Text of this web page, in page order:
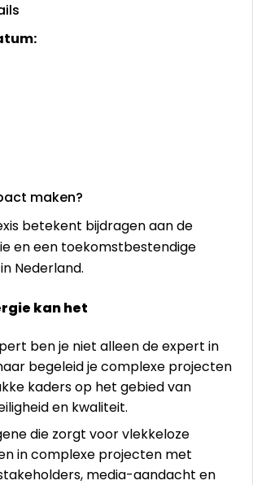
maken?
betekent bijdragen aan de
en een toekomstbestendige
Nederland.
kan het
ben je niet alleen de expert in
begeleid je complexe projecten
kaders op het gebied van
en kwaliteit.
die zorgt voor vlekkeloze
in complexe projecten met
media-aandacht en